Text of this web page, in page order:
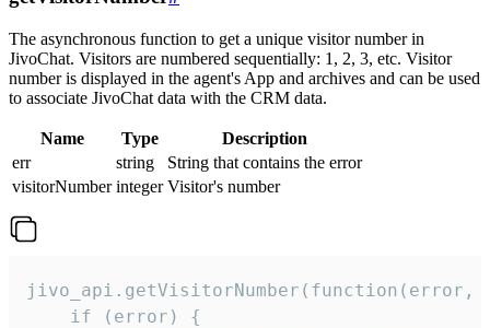
The asynchronous function to get a unique visitor number in
JivoChat. Visitors are numbered sequentially: 1, 2, 3, etc. Visitor
number is displayed in the agent's App and archives and can be used
to associate JivoChat data with the CRM data.
Name Type
Description
err
string
String that contains the error
visitorNumber integer Visitor's number
jivo_api.getVisitorNumber(function(error,
    if (error) {